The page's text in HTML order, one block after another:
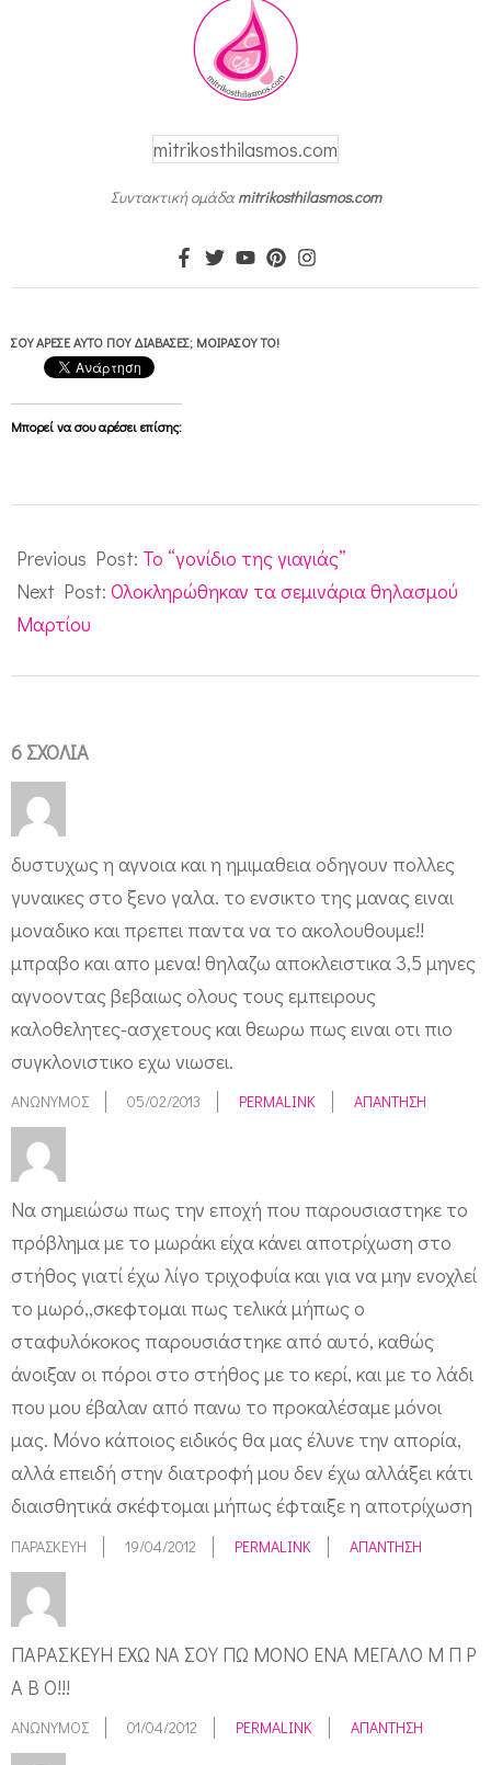
mitrikosthilasmos.com
Συντακτική ομάδαmitrikosthilasmos.com
ΣΟΥ ΆΡΕΣΕ ΑΥΤΌ ΠΟΥ ΔΙΆΒΑΣΕΣ; ΜΟΙΡΆΣΟΥ ΤΟ!
Μπορεί να σου αρέσει επίσης:
03-
28
Previous Post: Το “γονίδιο της γιαγιάς”
Next Post: Ολοκληρώθηκαν τα σεμινάρια θηλασμού
Μαρτίου
6 ΣΧΌΛΙΑ
δυστυχως η αγνοια και η ημιμαθεια οδηγουν πολλες
γυναικες στο ξενο γαλα. το ενσικτο της μανας ειναι
μοναδικο και πρεπει παντα να το ακολουθουμε!!
μπραβο και απο μενα! θηλαζω αποκλειστικα 3,5 μηνες
αγνοοντας βεβαιως ολους τους εμπειρους
καλοθελητες-ασχετους και θεωρω πως ειναι οτι πιο
συγκλονιστικο εχω νιωσει.
ΑΝΏΝΥΜΟΣ 05/02/2013 PERMALINK ΑΠΆΝΤΗΣΗ
Να σημειώσω πως την εποχή που παρουσιαστηκε το
πρόβλημα με το μωράκι είχα κάνει αποτρίχωση στο
στήθος γιατί έχω λίγο τριχοφυία και για να μην ενοχλεί
το μωρό,,σκεφτομαι πως τελικά μήπως ο
σταφυλόκοκος παρουσιάστηκε από αυτό, καθώς
άνοιξαν οι πόροι στο στήθος με το κερί, και με το λάδι
που μου έβαλαν από πανω το προκαλέσαμε μόνοι
μας. Μόνο κάποιος ειδικός θα μας έλυνε την απορία,
αλλά επειδή στην διατροφή μου δεν έχω αλλάξει κάτι
διαισθητικά σκέφτομαι μήπως έφταιξε η αποτρίχωση
ΠΑΡΑΣΚΕΥΉ 19/04/2012 PERMALINK ΑΠΆΝΤΗΣΗ
ΠΑΡΑΣΚΕΥΗ ΕΧΩ ΝΑ ΣΟΥ ΠΩ ΜΟΝΟ ΕΝΑ ΜΕΓΑΛΟ Μ Π Ρ
Α Β Ο!!!
ΑΝΏΝΥΜΟΣ 01/04/2012 PERMALINK ΑΠΆΝΤΗΣΗ